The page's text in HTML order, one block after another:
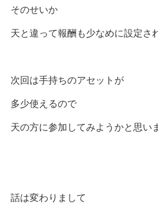
そのせいか
天と違って報酬も少なめに設定さ
次回は手持ちのアセットが
多少使えるので
天の方に参加してみようかと思い
話は変わりまして